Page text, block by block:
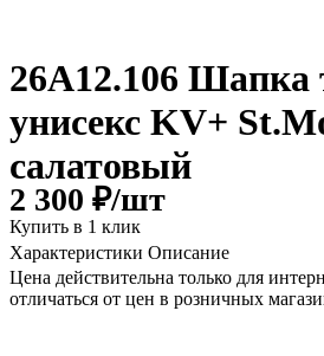
26A12.106 Шапка
унисекс KV+
салатовый
2 300 ₽/шт
Купить в 1 клик
Характеристики Описание
Цена действительна только для
отличаться от цен в розничных